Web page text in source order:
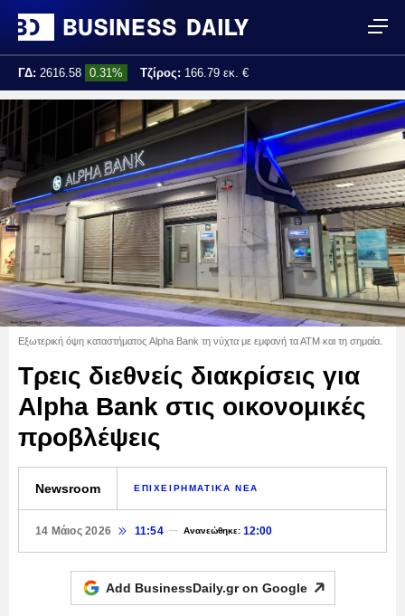
ΓΔ: 2616.58 0.31% Τζίρος: 166.79 εκ. €
Τελ. ενημέρωση: 16:38:35
Εξωτερική όψη καταστήματος Alpha Bank τη νύχτα με εμφανή τα ΑΤΜ και τη σημαία.
Τρεις διεθνείς διακρίσεις για
Alpha Bank στις οικονομικές
προβλέψεις
Newsroom ΕΠΙΧΕΙΡΗΜΑΤΙΚΑ ΝΕΑ
14 Μάιος 2026 11:54 Ανανεώθηκε:12:00
Add BusinessDaily.gr on Google